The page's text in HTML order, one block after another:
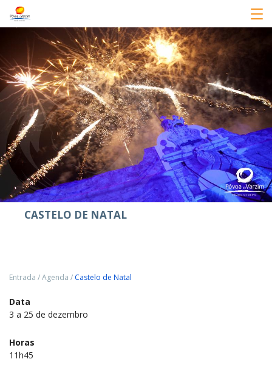
CASTELO DE NATAL
Entrada /Agenda / Castelo de Natal
Data
3 a 25 de dezembro
Horas
11h45